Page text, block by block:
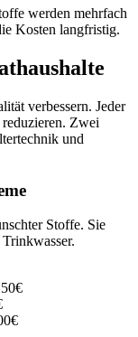
werden mehrfach
Kosten langfristig.
verbessern. Jeder
Zwei
und
Stoffe. Sie